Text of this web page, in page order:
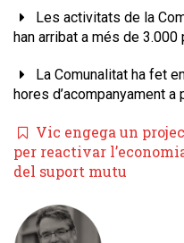
Les activitats de la
han arribat a més de 3.000
La Comunalitat ha fet
hores d’acompanyament a
​Vic engega un
per reactivar
del suport mutu